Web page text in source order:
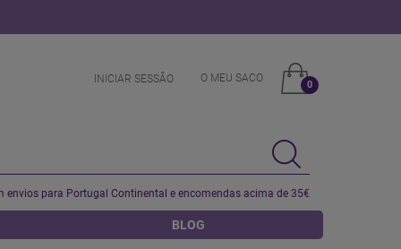
INICIAR SESSÂO O MEU SACO
0
envios para Portugal Continental e encomendas acima de 35€
BLOG